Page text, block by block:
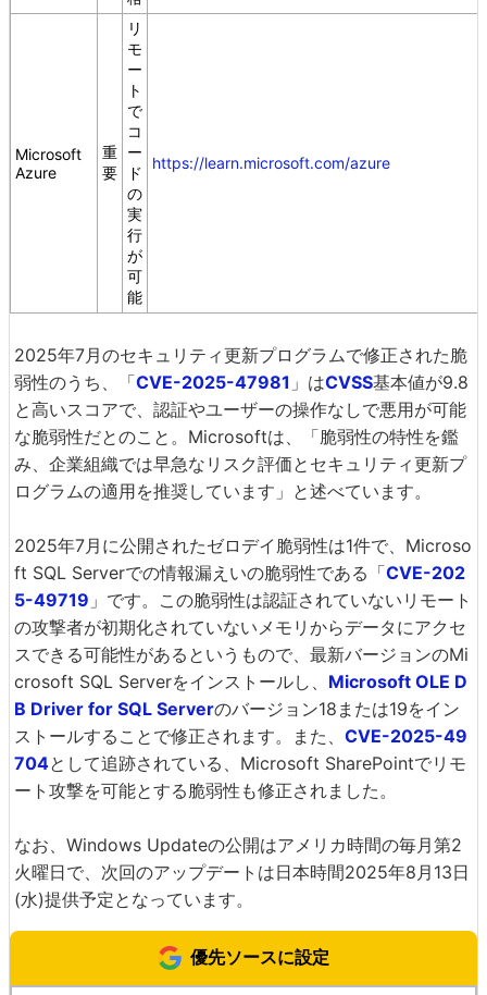
Microsoft
Azure
重
要
リ
モ
ー
ト
で
コ
ー
ド
の
実
行
が
可
能
https://learn.microsoft.com/azure
2025年7月のセキュリティ更新プログラムで修正された脆
弱性のうち、「CVE-2025-47981 」はCVSS基本値が9.8
と高いスコアで、認証やユーザーの操作なしで悪用が可能
な脆弱性だとのこと。Microsoftは、「脆弱性の特性を鑑
み、企業組織では早急なリスク評価とセキュリティ更新プ
ログラムの適用を推奨しています」と述べています。
2025年7月に公開されたゼロデイ脆弱性は1件で、Microso
ft SQL Serverでの情報漏えいの脆弱性である「CVE-202
5-49719 」です。この脆弱性は認証されていないリモート
の攻撃者が初期化されていないメモリからデータにアクセ
スできる可能性があるというもので、最新バージョンのMi
crosoft SQL Serverをインストールし、 Microsoft OLE D
B Driver for SQL Serverのバージョン18または19をイン
ストールすることで修正されます。また、 CVE-2025-49
704として追跡されている、Microsoft SharePointでリモ
ート攻撃を可能とする脆弱性も修正されました。
なお、Windows Updateの公開はアメリカ時間の毎月第2
火曜日で、次回のアップデートは日本時間2025年8月13日
(水)提供予定となっています。
優先ソースに設定